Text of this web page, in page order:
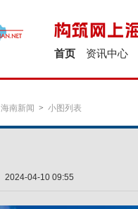
资讯中心
首页
海南新闻 > 小图列表
2024-04-10 09:55